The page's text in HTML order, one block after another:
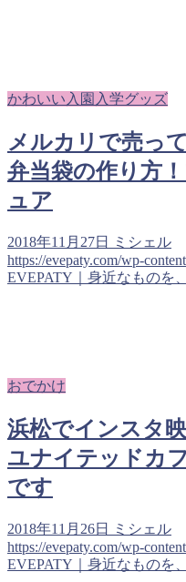
かわいい入園入学グッズ
メルカリで売っ
弁当袋の作り方
ュア
2018年11月27日
ミシェル
https://evepaty.com/wp-
EVEPATY｜身近なものを
おでかけ
浜松でインスタ
ユナイテッドカ
です
2018年11月26日
ミシェル
https://evepaty.com/wp-
EVEPATY｜身近なものを